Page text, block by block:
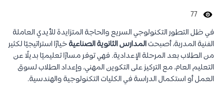
77
في ظل التطور التكنولوجي السريع والحاجة المتزايدة للأيدي العاملة
الفنية المدربة، أصبحتالمدارس الثانوية الصناعيةخيارًا استراتيجيًا لكثير
من الطلاب بعد المرحلة الإعدادية. فهي توفر مسارًا تعليميًا بديلًا عن
التعليم العام، مع التركيز على التكوين المهني، وإعداد الطلاب لسوق
العمل أو استكمال الدراسة في الكليات التكنولوجية والهندسية.